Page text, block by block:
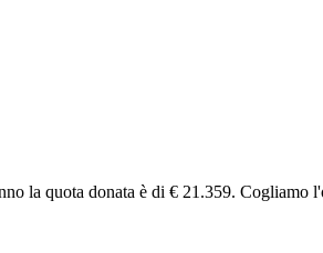
la quota donata è di € 21.359. Cogliamo